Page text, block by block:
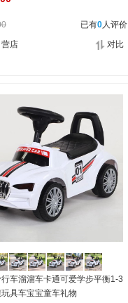
已有0人评价
店
对比
行车溜溜车卡通可爱学步平衡1-3
具车宝宝童车礼物